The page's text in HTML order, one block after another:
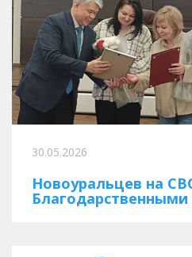
30.05.2026
Новоуральцев на